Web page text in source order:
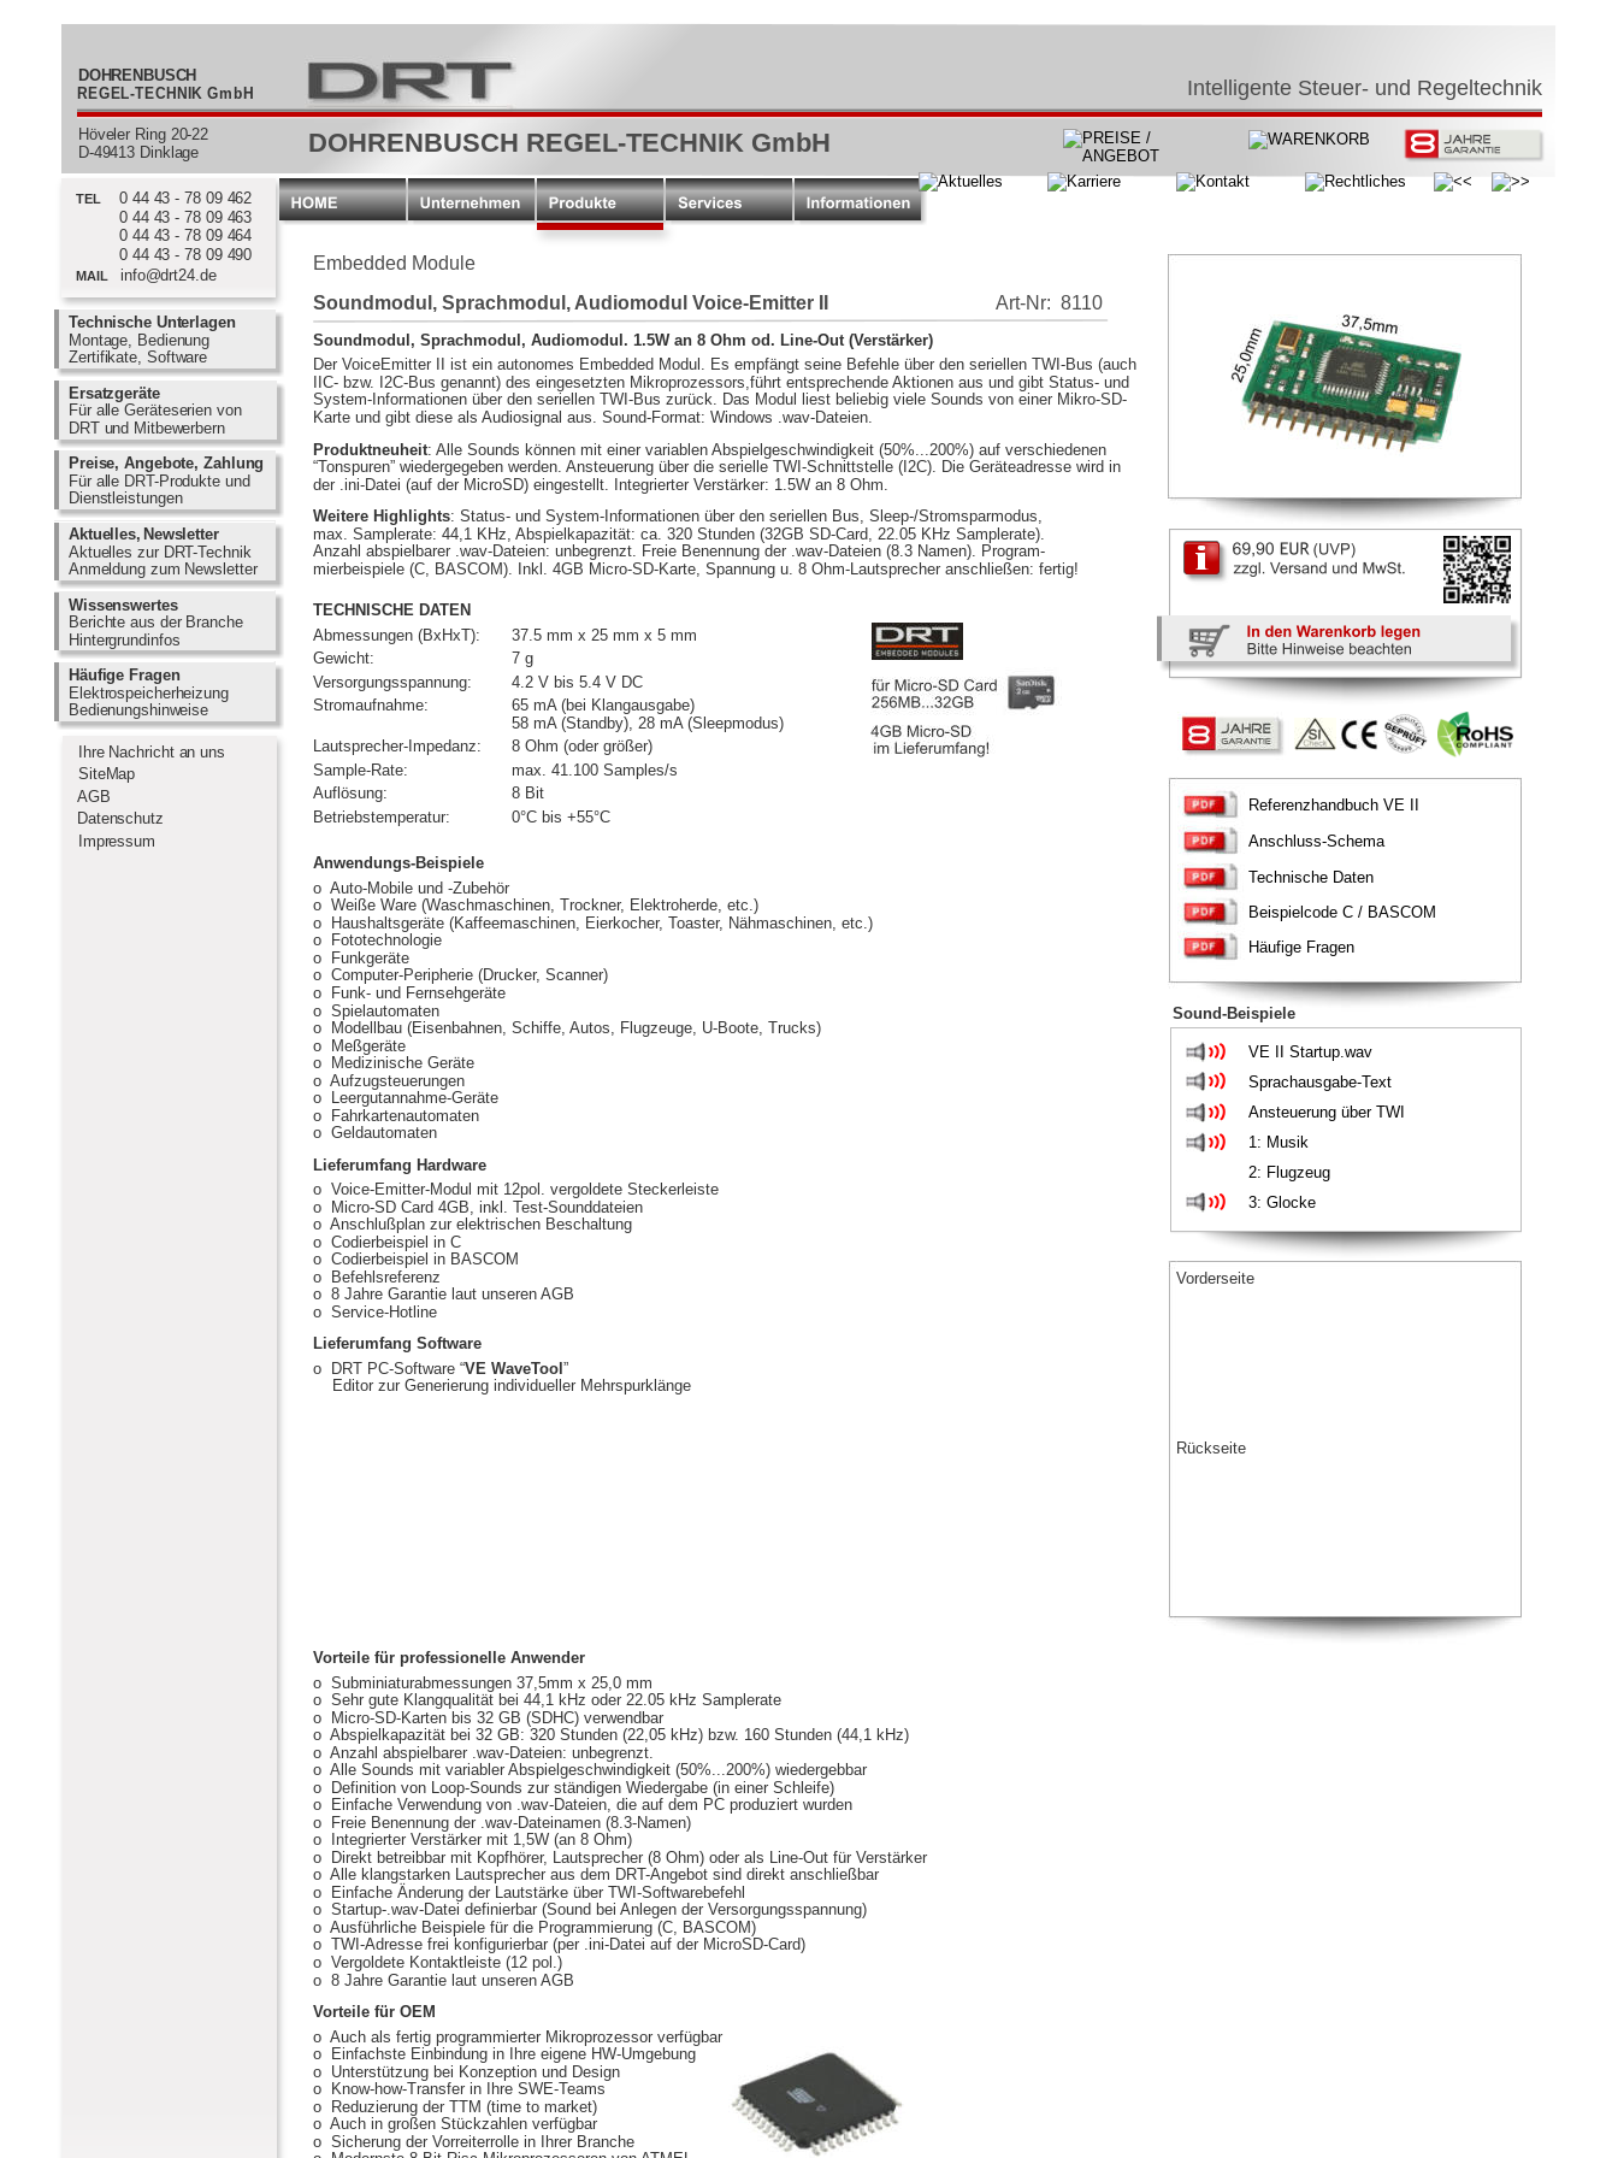
Soundmodul, Sprachmodul, Audiomodul Voice-Emitter II Art-Nr:  8110
Soundmodul, Sprachmodul, Audiomodul. 1.5W an 8 Ohm od. Line-Out (Verstärker)
Der VoiceEmitter II ist ein autonomes Embedded Modul. Es empfängt seine Befehle über den seriellen TWI-Bus (auch
IIC- bzw. I2C-Bus genannt) des eingesetzten Mikroprozessors,führt entsprechende Aktionen aus und gibt Status- und
System-Informationen über den seriellen TWI-Bus zurück. Das Modul liest beliebig viele Sounds von einer Mikro-SD-
Karte und gibt diese als Audiosignal aus. Sound-Format: Windows .wav-Dateien.
Produktneuheit: Alle Sounds können mit einer variablen Abspielgeschwindigkeit (50%...200%) auf verschiedenen
“Tonspuren” wiedergegeben werden. Ansteuerung über die serielle TWI-Schnittstelle (I2C). Die Geräteadresse wird in
der .ini-Datei (auf der MicroSD) eingestellt. Integrierter Verstärker: 1.5W an 8 Ohm.
Weitere Highlights: Status- und System-Informationen über den seriellen Bus, Sleep-/Stromsparmodus,
max. Samplerate: 44,1 KHz, Abspielkapazität: ca. 320 Stunden (32GB SD-Card, 22.05 KHz Samplerate).
Anzahl abspielbarer .wav-Dateien: unbegrenzt. Freie Benennung der .wav-Dateien (8.3 Namen). Program-
mierbeispiele (C, BASCOM). Inkl. 4GB Micro-SD-Karte, Spannung u. 8 Ohm-Lautsprecher anschließen: fertig!
TECHNISCHE DATEN
Abmessungen (BxHxT):
37.5 mm x 25 mm x 5 mm
Gewicht:
7 g
Versorgungsspannung:
4.2 V bis 5.4 V DC
Stromaufnahme:
65 mA (bei Klangausgabe)
58 mA (Standby), 28 mA (Sleepmodus)
Lautsprecher-Impedanz:
8 Ohm (oder größer)
Sample-Rate:
max. 41.100 Samples/s
Auflösung:
8 Bit
Betriebstemperatur:
0°C bis +55°C
Anwendungs-Beispiele
o  Auto-Mobile und -Zubehör
o  Weiße Ware (Waschmaschinen, Trockner, Elektroherde, etc.)
o  Haushaltsgeräte (Kaffeemaschinen, Eierkocher, Toaster, Nähmaschinen, etc.)
o  Fototechnologie
o  Funkgeräte
o  Computer-Peripherie (Drucker, Scanner)
o  Funk- und Fernsehgeräte
o  Spielautomaten
o  Modellbau (Eisenbahnen, Schiffe, Autos, Flugzeuge, U-Boote, Trucks)
o  Meßgeräte
o  Medizinische Geräte
o  Aufzugsteuerungen
o  Leergutannahme-Geräte
o  Fahrkartenautomaten
o  Geldautomaten
Lieferumfang Hardware
o  Voice-Emitter-Modul mit 12pol. vergoldete Steckerleiste
o  Micro-SD Card 4GB, inkl. Test-Sounddateien
o  Anschlußplan zur elektrischen Beschaltung
o  Codierbeispiel in C
o  Codierbeispiel in BASCOM
o  Befehlsreferenz
o  8 Jahre Garantie laut unseren AGB
o  Service-Hotline
Lieferumfang Software
o  DRT PC-Software “VE WaveTool ”
    Editor zur Generierung individueller Mehrspurklänge
Vorteile für professionelle Anwender
o  Subminiaturabmessungen 37,5mm x 25,0 mm
o  Sehr gute Klangqualität bei 44,1 kHz oder 22.05 kHz Samplerate
o  Micro-SD-Karten bis 32 GB (SDHC) verwendbar
o  Abspielkapazität bei 32 GB: 320 Stunden (22,05 kHz) bzw. 160 Stunden (44,1 kHz)
o  Anzahl abspielbarer .wav-Dateien: unbegrenzt.
o  Alle Sounds mit variabler Abspielgeschwindigkeit (50%...200%) wiedergebbar
o  Definition von Loop-Sounds zur ständigen Wiedergabe (in einer Schleife)
o  Einfache Verwendung von .wav-Dateien, die auf dem PC produziert wurden
o  Freie Benennung der .wav-Dateinamen (8.3-Namen)
o  Integrierter Verstärker mit 1,5W (an 8 Ohm)
o  Direkt betreibbar mit Kopfhörer, Lautsprecher (8 Ohm) oder als Line-Out für Verstärker
o  Alle klangstarken Lautsprecher aus dem DRT-Angebot sind direkt anschließbar
o  Einfache Änderung der Lautstärke über TWI-Softwarebefehl
o  Startup-.wav-Datei definierbar (Sound bei Anlegen der Versorgungsspannung)
o  Ausführliche Beispiele für die Programmierung (C, BASCOM)
o  TWI-Adresse frei konfigurierbar (per .ini-Datei auf der MicroSD-Card)
o  Vergoldete Kontaktleiste (12 pol.)
o  8 Jahre Garantie laut unseren AGB
Vorteile für OEM
o  Auch als fertig programmierter Mikroprozessor verfügbar
o  Einfachste Einbindung in Ihre eigene HW-Umgebung
o  Unterstützung bei Konzeption und Design
o  Know-how-Transfer in Ihre SWE-Teams
o  Reduzierung der TTM (time to market)
o  Auch in großen Stückzahlen verfügbar
o  Sicherung der Vorreiterrolle in Ihrer Branche
Sound-Beispiele
Beispielcode C / BASCOM
Häufige Fragen
Technische Daten
Anschluss-Schema
Referenzhandbuch VE II
DOHRENBUSCH REGEL-TECHNIK GmbH
Intelligente Steuer- und Regeltechnik
VE II Startup.wav
Sprachausgabe-Text
Ansteuerung über TWI
1: Musik
2: Flugzeug
3: Glocke
Embedded Module
  DOHRENBUSCH
REGEL-TECHNIK GmbH
  Höveler Ring 20-22
  D-49413 Dinklage
  TEL
0 44 43 - 78 09 462
0 44 43 - 78 09 463
0 44 43 - 78 09 464
0 44 43 - 78 09 490
  MAIL
info@drt24.de
Technische Unterlagen
Montage, Bedienung
Zertifikate, Software
Ersatzgeräte
Für alle Geräteserien von
DRT und Mitbewerbern
Preise, Angebote, Zahlung
Für alle DRT-Produkte und
Dienstleistungen
Aktuelles, Newsletter
Aktuelles zur DRT-Technik
Anmeldung zum Newsletter
Wissenswertes
Berichte aus der Branche
Hintergrundinfos
Häufige Fragen
Elektrospeicherheizung
Bedienungshinweise
  Ihre Nachricht an uns
  SiteMap
  AGB
Datenschutz
  Impressum
Vorderseite
Rückseite